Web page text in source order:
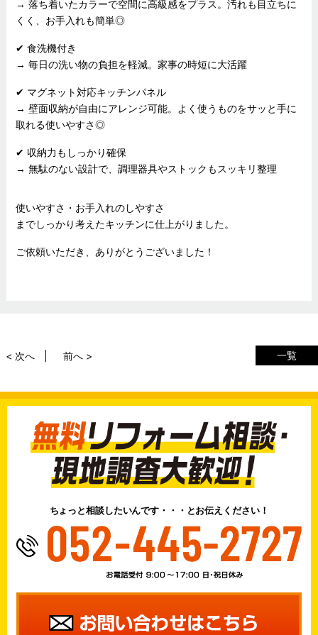
→ 落ち着いたカラーで空間に高級感をプラス。汚れも目立ちに
くく、お手入れも簡単◎
✔︎ 食洗機付き
→ 毎日の洗い物の負担を軽減。家事の時短に大活躍
✔︎ マグネット対応キッチンパネル
→ 壁面収納が自由にアレンジ可能。よく使うものをサッと手に
取れる使いやすさ◎
✔︎ 収納力もしっかり確保
→ 無駄のない設計で、調理器具やストックもスッキリ整理
使いやすさ・お手入れのしやすさ
までしっかり考えたキッチンに仕上がりました。
ご依頼いただき、ありがとうございました！
一覧
< 次へ 前へ >
ちょっと相談したいんです・・・とお伝えください！